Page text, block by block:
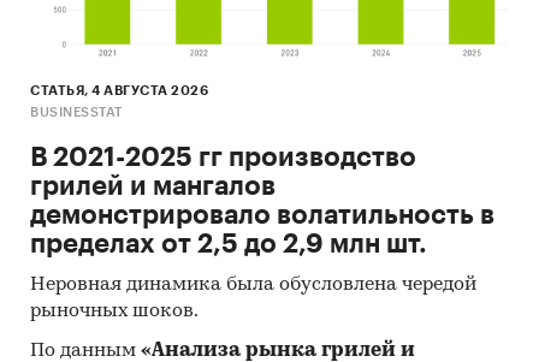
СТАТЬЯ, 4 АВГУСТА 2026
BUSINESSTAT
В 2021-2025 гг производство
грилей и мангалов
демонстрировало волатильность в
пределах от 2,5 до 2,9 млн шт.
Неровная динамика была обусловлена чередой
рыночных шоков.
По данным «Анализа рынка грилей и